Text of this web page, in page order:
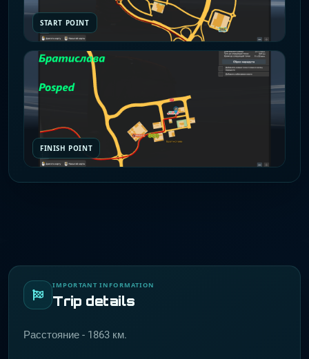
START POINT
FINISH POINT
IMPORTANT INFORMATION
Trip details
Расстояние - 1863 км.